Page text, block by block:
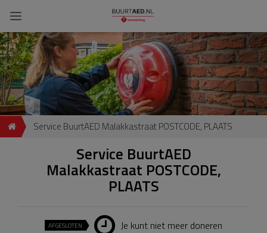
Service BuurtAED Malakkastraat POSTCODE, PLAATS
Service BuurtAED
Malakkastraat POSTCODE,
PLAATS
AFGESLOTEN Je kunt niet meer doneren